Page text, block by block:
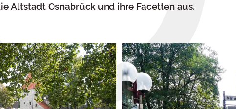
Altstadt Osnabrück und ihre Facetten aus.